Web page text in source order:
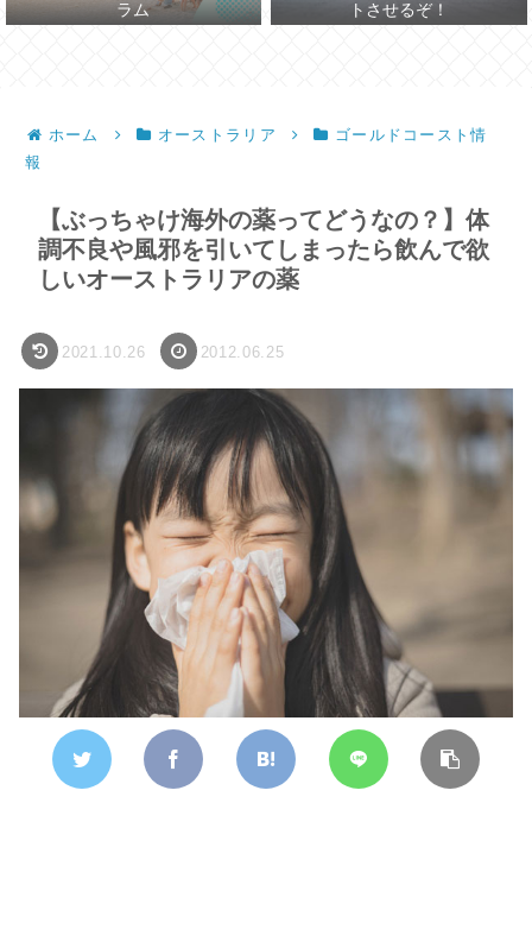
ラム
トさせるぞ！
ホーム オーストラリア
ゴールドコースト情
報
【ぶっちゃけ海外の薬ってどうなの？】体
調不良や風邪を引いてしまったら飲んで欲
しいオーストラリアの薬
2021.10.26 2012.06.25